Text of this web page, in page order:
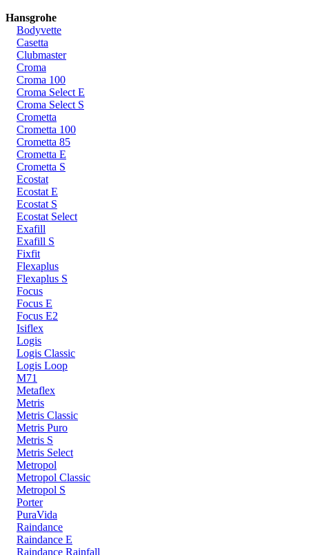
Hansgrohe
Bodyvette
Casetta
Clubmaster
Croma
Croma 100
Croma Select E
Croma Select S
Crometta
Crometta 100
Crometta 85
Crometta E
Crometta S
Ecostat
Ecostat E
Ecostat S
Ecostat Select
Exafill
Exafill S
Fixfit
Flexaplus
Flexaplus S
Focus
Focus E
Focus E2
Isiflex
Logis
Logis Classic
Logis Loop
M71
Metaflex
Metris
Metris Classic
Metris Puro
Metris S
Metris Select
Metropol
Metropol Classic
Metropol S
Porter
PuraVida
Raindance
Raindance E
Raindance Rainfall